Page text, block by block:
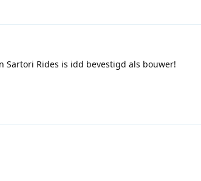
Sartori Rides is idd bevestigd als bouwer!